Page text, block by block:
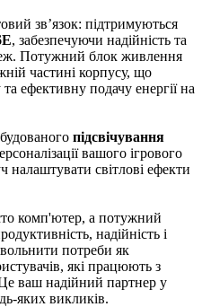
зв’язок: підтримуються
, забезпечуючи надійність та
Потужний блок живлення
частині корпусу, що
ефективну подачу енергії на
підсвічування
вашого ігрового
налаштувати світлові ефекти
комп'ютер, а потужний
надійність і
потреби як
які працюють з
ваш надійний партнер у
яких викликів.